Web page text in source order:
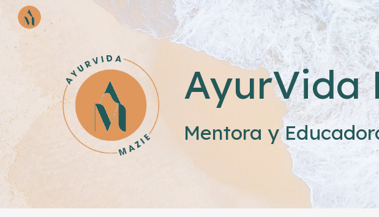
Skip to main content
AyurVida
Mentora y